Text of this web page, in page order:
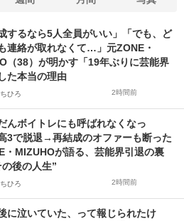
するなら5人全員がいい」「でも、ど
連絡が取れなくて…」元ZONE・
（38）が明かす「19年ぶりに芸能界
た本当の理由
ひろ 2時間前
んボイトレにも呼ばれなくなっ
3で脱退→再結成のオファーも断った
・MIZUHOが語る、芸能界引退の裏
後の人生”
ひろ 2時間前
に泣いていた、って報じられたけ